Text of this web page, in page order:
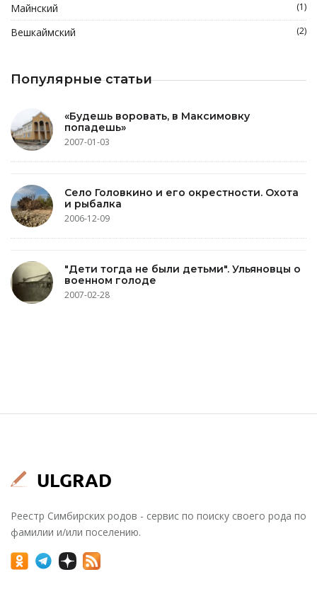
Майнский (1)
Вешкаймский (2)
Популярные статьи
«Будешь воровать, в Максимовку
попадешь»
2007-01-03
Село Головкино и его окрестности. Охота
и рыбалка
2006-12-09
"Дети тогда не были детьми". Ульяновцы о
военном голоде
2007-02-28
Реестр Симбирских родов - сервис по поиску своего рода по
фамилии и/или поселению.